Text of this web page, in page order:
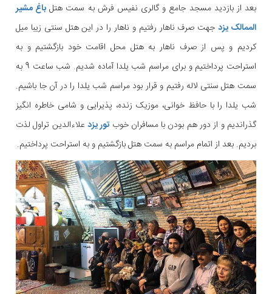
بعد از بازدید مسجد جامع و گالری نفیس فرش به سمت هتل باغ مشیر
الممالک یزدجهت صرف ناهار رفتیم و ناهار را در این هتل سنتی زیبا میل
کردیم و پس از صرف ناهار به هتل محل اقامت خود بازگشتیم و به
استراحت پرداختیم و برای مراسم شب یلدا آماده شدیم. شب ساعت 9 به
سمت هتل سنتی لاله رفتیم و قرار بود مراسم شب یلدا را در آن جا باشیم.
شب یلدا را با حافظ خوانی، موزیک زنده، پذیرایی و شامی خاطره انگیز
گذراندیم و از دور هم بودن با مسافران خوب تور یزد علاءالدین تراول لذت
بردیم. بعد از اتمام مراسم به سمت هتل بازگشتیم و به استراحت پرداختیم.